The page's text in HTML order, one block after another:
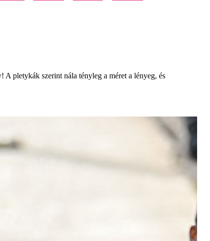
pletykák szerint nála tényleg a méret a lényeg, és